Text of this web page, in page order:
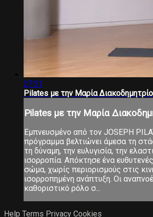
27:51
Pilates με την Μαρία
Pilates με την Μαρία
Εμπνευσμένο από τον JOSEPH
πρόγραμμα βελτιώνει άμεσα τη
τη δύναμη, την ευλυγισία, την
ισορροπία. Απόκτησε ένα
σώμα, χωρίς περιορισμούς στις
ισορροπημένη ανάπτυξη. Οι
καθοριστικό ρόλο σ...
Help Terms Privacy Cookies